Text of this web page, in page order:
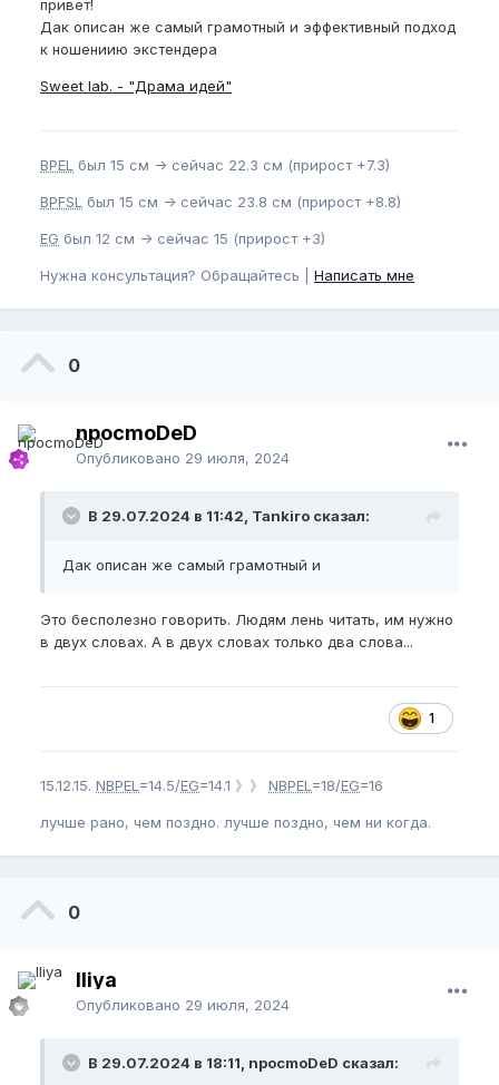
привет!
Дак описан же самый грамотный и эффективный подход
к ношениию экстендера
Sweet lab. - "Драма идей"
BPEL был 15 см -> сейчас 22.3 см (прирост +7.3)
BPFSL был 15 см -> сейчас 23.8 см (прирост +8.8)
EG был 12 см -> сейчас 15 (прирост +3)
Нужна консультация? Обращайтесь | Написать мне
0
npocmoDeD
Опубликовано 29 июля, 2024
В 29.07.2024 в 11:42, Tankiro сказал:
Дак описан же самый грамотный и
Это бесполезно говорить. Людям лень читать, им нужно
в двух словах. А в двух словах только два слова...
1
15.12.15. NBPEL =14.5/EG=14.1 》》 NBPEL =18/EG=16
лучше рано, чем поздно. лучше поздно, чем ни когда.
0
Iliya
Опубликовано 29 июля, 2024
В 29.07.2024 в 18:11, npocmoDeD сказал: